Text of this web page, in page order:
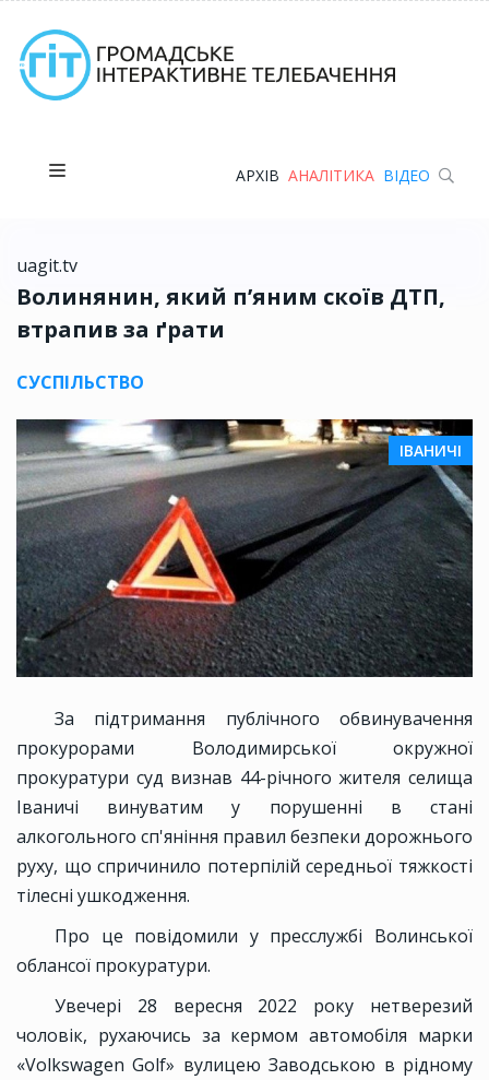
АРХІВ АНАЛІТИКА ВІДЕО
uagit.tv
Волинянин, який п’яним скоїв ДТП,
втрапив за ґрати
СУСПІЛЬСТВО
ІВАНИЧІ
За підтримання публічного обвинувачення
прокурорами Володимирської окружної
прокуратури суд визнав 44-річного жителя селища
Іваничі винуватим у порушенні в стані
алкогольного сп'яніння правил безпеки дорожнього
руху, що спричинило потерпілій середньої тяжкості
тілесні ушкодження.
Про це повідомили у пресслужбі Волинської
облансої прокуратури.
Увечері 28 вересня 2022 року нетверезий
чоловік, рухаючись за кермом автомобіля марки
«Volkswagen Golf» вулицею Заводською в рідному